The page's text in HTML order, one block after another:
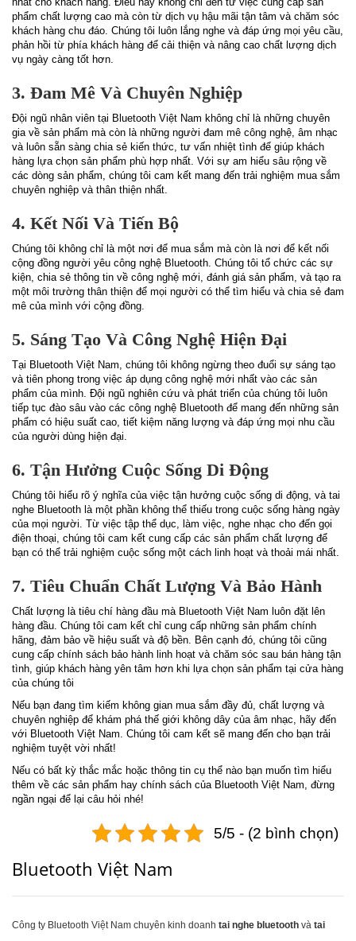
phẩm chất lượng cao mà còn từ dịch vụ hậu mãi tận tâm và chăm sóc
khách hàng chu đáo. Chúng tôi luôn lắng nghe và đáp ứng mọi yêu cầu,
phản hồi từ phía khách hàng để cải thiện và nâng cao chất lượng dịch
vụ ngày càng tốt hơn.
3. Đam Mê Và Chuyên Nghiệp
Đội ngũ nhân viên tại Bluetooth Việt Nam không chỉ là những chuyên
gia về sản phẩm mà còn là những người đam mê công nghệ, âm nhạc
và luôn sẵn sàng chia sẻ kiến thức, tư vấn nhiệt tình để giúp khách
hàng lựa chọn sản phẩm phù hợp nhất. Với sự am hiểu sâu rộng về
các dòng sản phẩm, chúng tôi cam kết mang đến trải nghiệm mua sắm
chuyên nghiệp và thân thiện nhất.
4. Kết Nối Và Tiến Bộ
Chúng tôi không chỉ là một nơi để mua sắm mà còn là nơi để kết nối
cộng đồng người yêu công nghệ Bluetooth. Chúng tôi tổ chức các sự
kiện, chia sẻ thông tin về công nghệ mới, đánh giá sản phẩm, và tạo ra
một môi trường thân thiện để mọi người có thể tìm hiểu và chia sẻ đam
mê của mình với cộng đồng.
5. Sáng Tạo Và Công Nghệ Hiện Đại
Tại Bluetooth Việt Nam, chúng tôi không ngừng theo đuổi sự sáng tạo
và tiên phong trong việc áp dụng công nghệ mới nhất vào các sản
phẩm của mình. Đội ngũ nghiên cứu và phát triển của chúng tôi luôn
tiếp tục đào sâu vào các công nghệ Bluetooth để mang đến những sản
phẩm có hiệu suất cao, tiết kiệm năng lượng và đáp ứng mọi nhu cầu
của người dùng hiện đại.
6. Tận Hưởng Cuộc Sống Di Động
Chúng tôi hiểu rõ ý nghĩa của việc tận hưởng cuộc sống di động, và tai
nghe Bluetooth là một phần không thể thiếu trong cuộc sống hàng ngày
của mọi người. Từ việc tập thể dục, làm việc, nghe nhạc cho đến gọi
điện thoại, chúng tôi cam kết cung cấp các sản phẩm chất lượng để
bạn có thể trải nghiệm cuộc sống một cách linh hoạt và thoải mái nhất.
7. Tiêu Chuẩn Chất Lượng Và Bảo Hành
Chất lượng là tiêu chí hàng đầu mà Bluetooth Việt Nam luôn đặt lên
hàng đầu. Chúng tôi cam kết chỉ cung cấp những sản phẩm chính
hãng, đảm bảo về hiệu suất và độ bền. Bên cạnh đó, chúng tôi cũng
cung cấp chính sách bảo hành linh hoạt và chăm sóc sau bán hàng tận
tình, giúp khách hàng yên tâm hơn khi lựa chọn sản phẩm tại cửa hàng
của chúng tôi
Nếu bạn đang tìm kiếm không gian mua sắm đầy đủ, chất lượng và
chuyên nghiệp để khám phá thế giới không dây của âm nhạc, hãy đến
với Bluetooth Việt Nam. Chúng tôi cam kết sẽ mang đến cho bạn trải
nghiệm tuyệt vời nhất!
Nếu có bất kỳ thắc mắc hoặc thông tin cụ thể nào bạn muốn tìm hiểu
thêm về các sản phẩm hay chính sách của Bluetooth Việt Nam, đừng
ngần ngại để lại câu hỏi nhé!
5/5 - (2 bình chọn)
Bluetooth Việt Nam
Công ty Bluetooth Việt Nam chuyên kinh doanh tai nghe bluetooth và tai